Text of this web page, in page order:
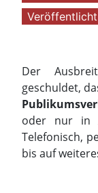
Der
geschuldet,
oder nur in
Telefonisch,
bis auf